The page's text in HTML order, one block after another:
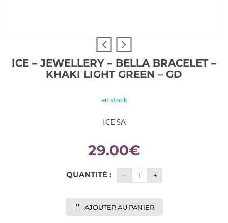
ICE – JEWELLERY – BELLA BRACELET –
KHAKI LIGHT GREEN – GD
en stock
ICE SA
29.00€
QUANTITÉ :
AJOUTER AU PANIER